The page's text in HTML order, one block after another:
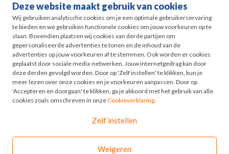
Deze website maakt gebruik van cookies
Wij gebruiken analytische cookies om je een optimale gebruikerservaring
te bieden en we gebruiken functionele cookies om jouw voorkeuren op te
slaan. Bovendien plaatsen wij cookies van derde partijen om
gepersonaliseerde advertenties te tonen en de inhoud van de
advertenties op jouw voorkeuren af te stemmen. Ook worden er cookies
geplaatst door sociale media-netwerken. Jouw internetgedrag kan door
deze derden gevolgd worden. Door op 'Zelf instellen' te klikken, kun je
meer lezen over onze cookies en je voorkeuren aanpassen. Door op
'Accepteren en doorgaan' te klikken, ga je akkoord met het gebruik van alle
cookies zoals omschreven in onzeCookieverklaring.
Zelf instellen
Weigeren
Life events
Pensioen in Zicht
HR
Odyssee